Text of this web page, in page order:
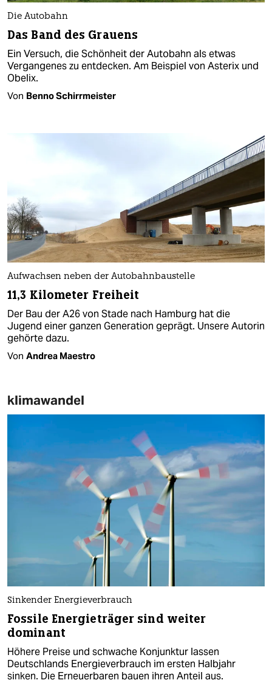
Die Autobahn
Das Band des Grauens
Ein Versuch, die Schönheit der Autobahn als etwas
Vergangenes zu entdecken. Am Beispiel von Asterix und
Obelix.
Von Benno Schirrmeister
Aufwachsen neben der Autobahnbaustelle
11,3 Kilometer Freiheit
Der Bau der A26 von Stade nach Hamburg hat die
Jugend einer ganzen Generation geprägt. Unsere Autorin
gehörte dazu.
Von Andrea Maestro
klimawandel
Sinkender Energieverbrauch
Fossile Energieträger sind weiter
dominant
Höhere Preise und schwache Konjunktur lassen
Deutschlands Energieverbrauch im ersten Halbjahr
sinken. Die Erneuerbaren bauen ihren Anteil aus.